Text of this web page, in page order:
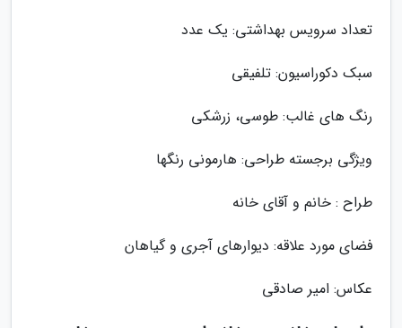
تعداد سرویس بهداشتی: یک عدد
سبک دکوراسیون: تلفیقی
رنگ های غالب: طوسی، زرشکی
ویژگی برجسته طراحی: هارمونی رنگها
طراح : خانم و آقای خانه
فضای مورد علاقه: دیوارهای آجری و گیاهان
عکاس: امیر صادقی